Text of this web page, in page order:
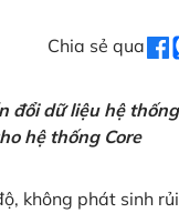
Chia sẻ qua
đổi dữ liệu hệ thống
hệ thống Core
không phát sinh rủi